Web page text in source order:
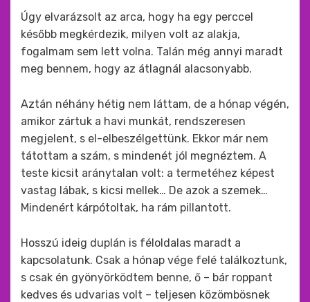
Úgy elvarázsolt az arca, hogy ha egy perccel
később megkérdezik, milyen volt az alakja,
fogalmam sem lett volna. Talán még annyi maradt
meg bennem, hogy az átlagnál alacsonyabb.
Aztán néhány hétig nem láttam, de a hónap végén,
amikor zártuk a havi munkát, rendszeresen
megjelent, s el-elbeszélgettünk. Ekkor már nem
tátottam a szám, s mindenét jól megnéztem. A
teste kicsit aránytalan volt: a termetéhez képest
vastag lábak, s kicsi mellek… De azok a szemek…
Mindenért kárpótoltak, ha rám pillantott.
Hosszú ideig duplán is féloldalas maradt a
kapcsolatunk. Csak a hónap vége felé találkoztunk,
s csak én gyönyörködtem benne, ő – bár roppant
kedves és udvarias volt – teljesen közömbösnek